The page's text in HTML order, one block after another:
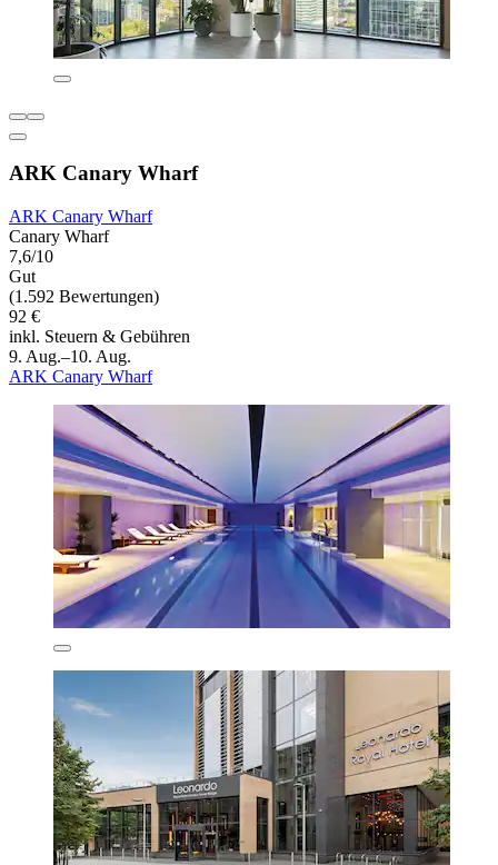
ARK Canary Wharf
ARK Canary Wharf
Canary Wharf
7,6/10
Gut
(1.592 Bewertungen)
92 €
inkl. Steuern & Gebühren
9. Aug.–10. Aug.
ARK Canary Wharf